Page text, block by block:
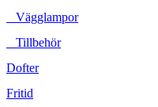
Vägglampor
Tillbehör
Dofter
Fritid